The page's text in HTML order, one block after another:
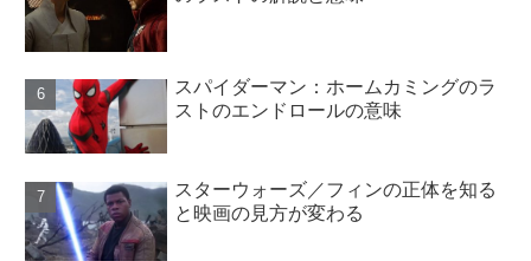
スパイダーマン：ホームカミングのラ
ストのエンドロールの意味
スターウォーズ／フィンの正体を知る
と映画の見方が変わる